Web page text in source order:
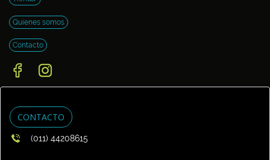
Quienes somos
Contacto
CONTACTO
(011) 44208615